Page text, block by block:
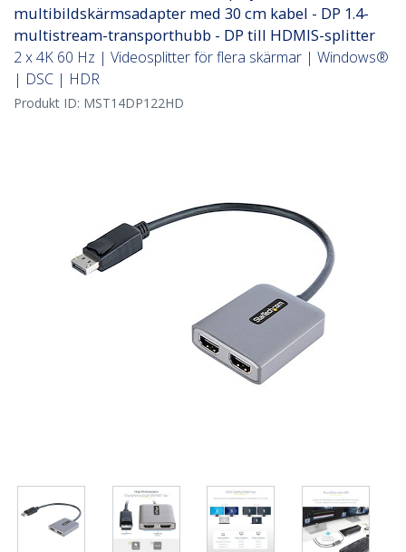
multibildskärmsadapter med 30 cm kabel - DP 1.4-
multistream-transporthubb - DP till HDMIS-splitter
2 x 4K 60 Hz | Videosplitter för flera skärmar | Windows®
| DSC | HDR
Produkt ID: MST14DP122HD